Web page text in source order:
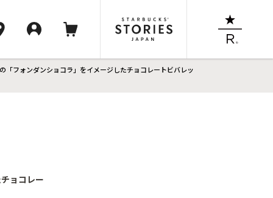
「フォンダンショコラ」をイメージしたチョコレートビバレッ
ョコレー